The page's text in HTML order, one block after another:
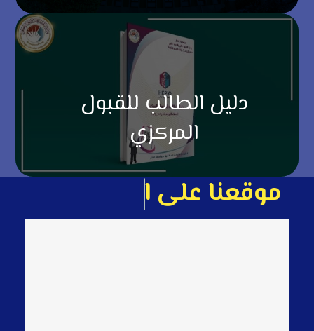
دليل الطالب للقبول
المركزي
موقعنا على ا